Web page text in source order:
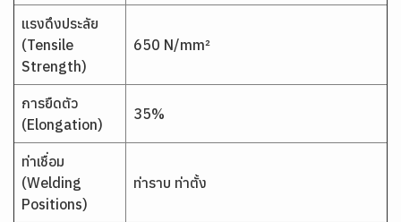
แรงดึงประลัย
(Tensile
Strength)
650 N/mm²
การยืดตัว
(Elongation)
35%
ท่าเชื่อม
(Welding
Positions)
ท่าราบ ท่าตั้ง